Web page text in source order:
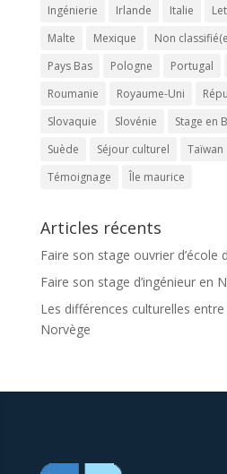
Ingénierie
Irlande Italie
Malte
Mexique Non
Pays Bas
Pologne Portugal
Roumanie
Royaume-Uni
Slovaquie
Slovénie Stage en
Suède
Séjour culturel Taïwan
Témoignage
Île maurice
Articles récents
Faire son stage ouvrier d’école
Faire son stage d’ingénieur en
Les différences culturelles
Norvège